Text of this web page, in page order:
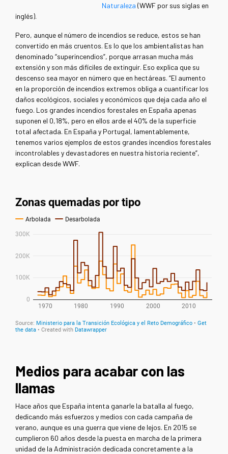
Naturaleza (WWF por sus siglas en
inglés).
Pero, aunque el número de incendios se reduce, estos se han
convertido en más cruentos. Es lo que los ambientalistas han
denominado “superincendios”, porque arrasan mucha más
extensión y son más difíciles de extinguir. Eso explica que su
descenso sea mayor en número que en hectáreas. “El aumento
en la proporción de incendios extremos obliga a cuantificar los
daños ecológicos, sociales y económicos que deja cada año el
fuego. Los grandes incendios forestales en España apenas
suponen el 0,18%, pero en ellos arde el 40% de la superficie
total afectada. En España y Portugal, lamentablemente,
tenemos varios ejemplos de estos grandes incendios forestales
incontrolables y devastadores en nuestra historia reciente”,
explican desde WWF.
Medios para acabar con las
llamas
Hace años que España intenta ganarle la batalla al fuego,
dedicando más esfuerzos y medios con cada campaña de
verano, aunque es una guerra que viene de lejos. En 2015 se
cumplieron 60 años desde la puesta en marcha de la primera
unidad de la Administración dedicada concretamente a la